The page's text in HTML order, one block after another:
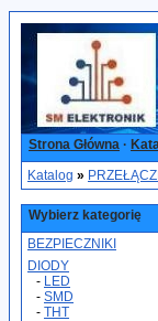
Strona Główna ·
Katalog »
Wybierz kategorię
BEZPIECZNIKI
DIODY
- LED
- SMD
- THT